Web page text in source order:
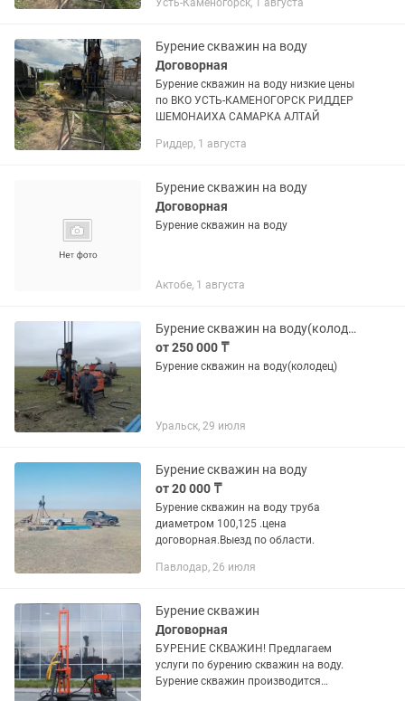
Усть-Каменогорск, 1 августа
Бурение скважин на воду
Договорная
Бурение скважин на воду низкие цены
по ВКО УСТЬ-КАМЕНОГОРСК РИДДЕР
ШЕМОНАИХА САМАРКА АЛТАЙ
Риддер, 1 августа
Бурение скважин на воду
Договорная
Бурение скважин на воду
Актобе, 1 августа
Бурение скважин на воду(колодец)
от 250 000 ₸
Бурение скважин на воду(колодец)
Уральск, 29 июля
Бурение скважин на воду
от 20 000 ₸
Бурение скважин на воду труба
диаметром 100,125 .цена
договорная.Выезд по области.
Павлодар, 26 июля
Бурение скважин
Договорная
БУРЕНИЕ СКВАЖИН! Предлагаем
услуги по бурению скважин на воду.
Бурение скважин производится